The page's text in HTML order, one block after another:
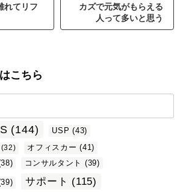
れてリフ
カズで元気がもらえる
人って多いと思う
こちら
(144) USP (43)
(32) オフィスカー (41)
コンサルタント (39)
サポート (115)